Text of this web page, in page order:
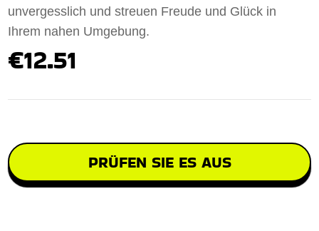
unvergesslich und streuen Freude und Glück in
Ihrem nahen Umgebung.
€12.51
PRÜFEN SIE ES AUS